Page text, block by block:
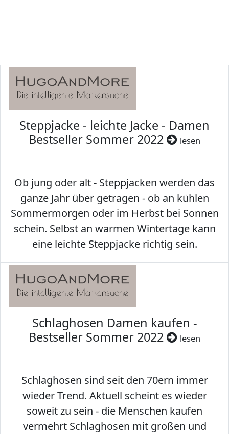
Steppjacke - leichte Jacke - Damen
Bestseller Sommer 2022
lesen
Ob jung oder alt - Steppjacken werden das
ganze Jahr über getragen - ob an kühlen
Sommermorgen oder im Herbst bei Sonnen
schein. Selbst an warmen Wintertage kann
eine leichte Steppjacke richtig sein.
Schlaghosen Damen kaufen -
Bestseller Sommer 2022
lesen
Schlaghosen sind seit den 70ern immer
wieder Trend. Aktuell scheint es wieder
soweit zu sein - die Menschen kaufen
vermehrt Schlaghosen mit großen und